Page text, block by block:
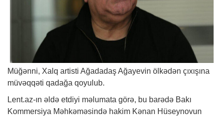
Müğənni, Xalq artisti Ağadadaş Ağayevin ölkədən çıxışına
müvəqqəti qadağa qoyulub.
Lent.az-ın əldə etdiyi məlumata görə, bu barədə Bakı
Kommersiya Məhkəməsində hakim Kənan Hüseynovun